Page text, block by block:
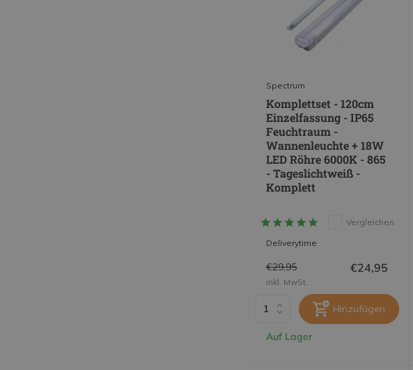
Spectrum
Komplettset - 120cm
Einzelfassung - IP65
Feuchtraum -
Wannenleuchte + 18W
LED Röhre 6000K - 865
- Tageslichtweiß -
Komplett
Vergleichen
Deliverytime
€29,95 €24,95
inkl. MwSt.
Hinzufügen
Auf Lager